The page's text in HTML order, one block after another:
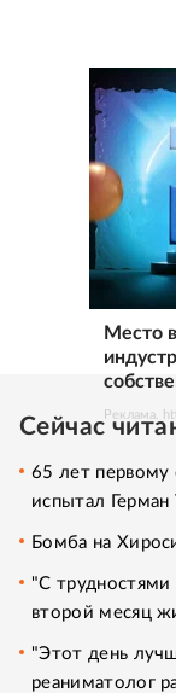
Место
Реклама.
Сейчас
65 лет первому
испытал Герман
Бомба на
"С трудностями
второй месяц
"Этот день
реаниматолог